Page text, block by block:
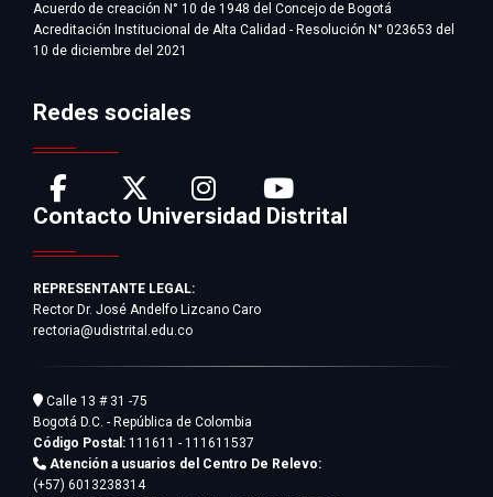
Acuerdo de creación N° 10 de 1948 del Concejo de Bogotá
Acreditación Institucional de Alta Calidad - Resolución N° 023653 del
10 de diciembre del 2021
Redes sociales
Contacto Universidad Distrital
REPRESENTANTE LEGAL:
Rector Dr. José Andelfo Lizcano Caro
rectoria@udistrital.edu.co
Calle 13 # 31 -75
Bogotá D.C. - República de Colombia
Código Postal: 111611 - 111611537
Atención a usuarios del Centro De Relevo:
(+57) 6013238314